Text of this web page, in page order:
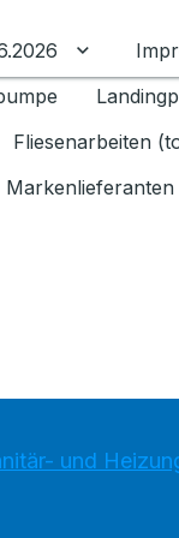
umschalten
Fliesenarbeiten
Markenlieferanten
und